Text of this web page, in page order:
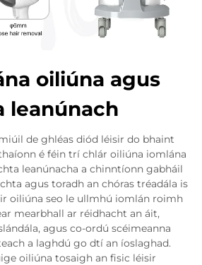
oiliúna agus
leanúnach
de ghléas diód léisir do bhaint
é féin trí chlár oiliúna iomlána
leanúnacha a chinntíonn gabháil
agus toradh an chóras tréadála is
oiliúna seo le ullmhú iomlán roimh
mearbhall ar réidhacht an áit,
agus co-ordú scéimeanna
a laghdú go dtí an íoslaghad.
oiliúna tosaigh an fisic léisir